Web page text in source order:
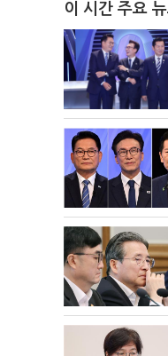
이 시간 주요